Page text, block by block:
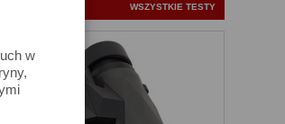
w
WSZYSTKIE TESTY